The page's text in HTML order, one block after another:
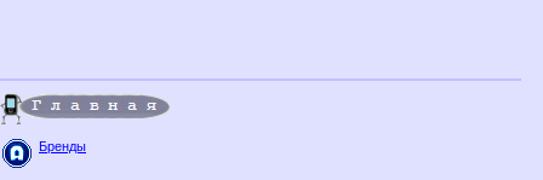
Бренды